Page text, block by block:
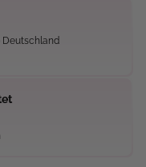
Deutschland